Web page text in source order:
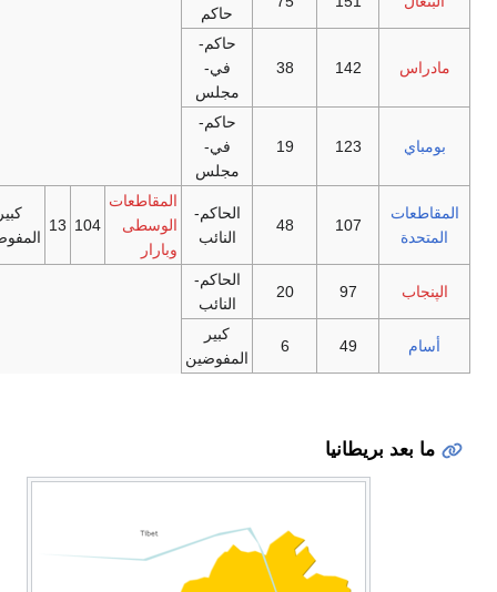
حاكم
مادراس
حاكم-
مجلس
بومباي
حاكم-
مجلس
المقاطعات
المتحدة
الحاكم-
النائب
المقاطعات
الوسطى
وبارار
104
13
المفوضين
الپنجاب
الحاكم-
النائب
أسام
المفوضين
ما بعد بريطانيا